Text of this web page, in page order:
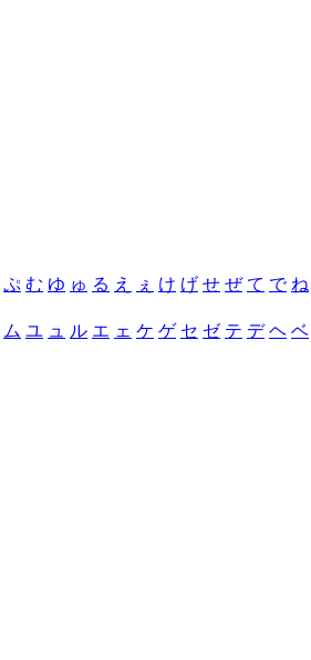
ぷ む ゆ ゅ る え ぇ け げ せ ぜ て で ね
ム ユ ュ ル エ ェ ケ ゲ セ ゼ テ デ ヘ ベ